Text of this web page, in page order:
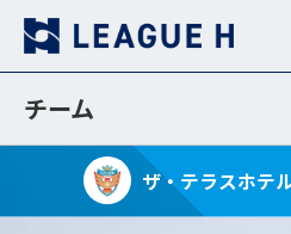
チーム
ザ・テラスホテ